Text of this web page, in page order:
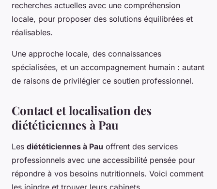
recherches actuelles avec une compréhension
locale, pour proposer des solutions équilibrées et
réalisables.
Une approche locale, des connaissances
spécialisées, et un accompagnement humain : autant
de raisons de privilégier ce soutien professionnel.
Contact et localisation des
diététiciennes à Pau
Les diététiciennes à Pau offrent des services
professionnels avec une accessibilité pensée pour
répondre à vos besoins nutritionnels. Voici comment